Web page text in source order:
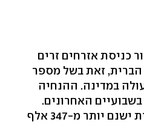
כניסת אזרחים זרים
הברית, זאת בשל מספר
במדינה. ההנחיה
האחרונים.
במדינה מאמריקה הלטינית ישנם יותר מ-347 אלף